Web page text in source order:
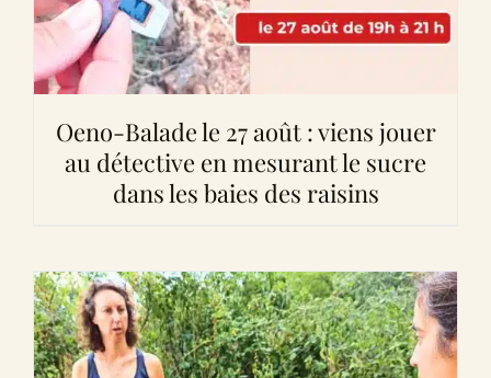
Oeno-Balade le 27 août : viens jouer
au détective en mesurant le sucre
dans les baies des raisins